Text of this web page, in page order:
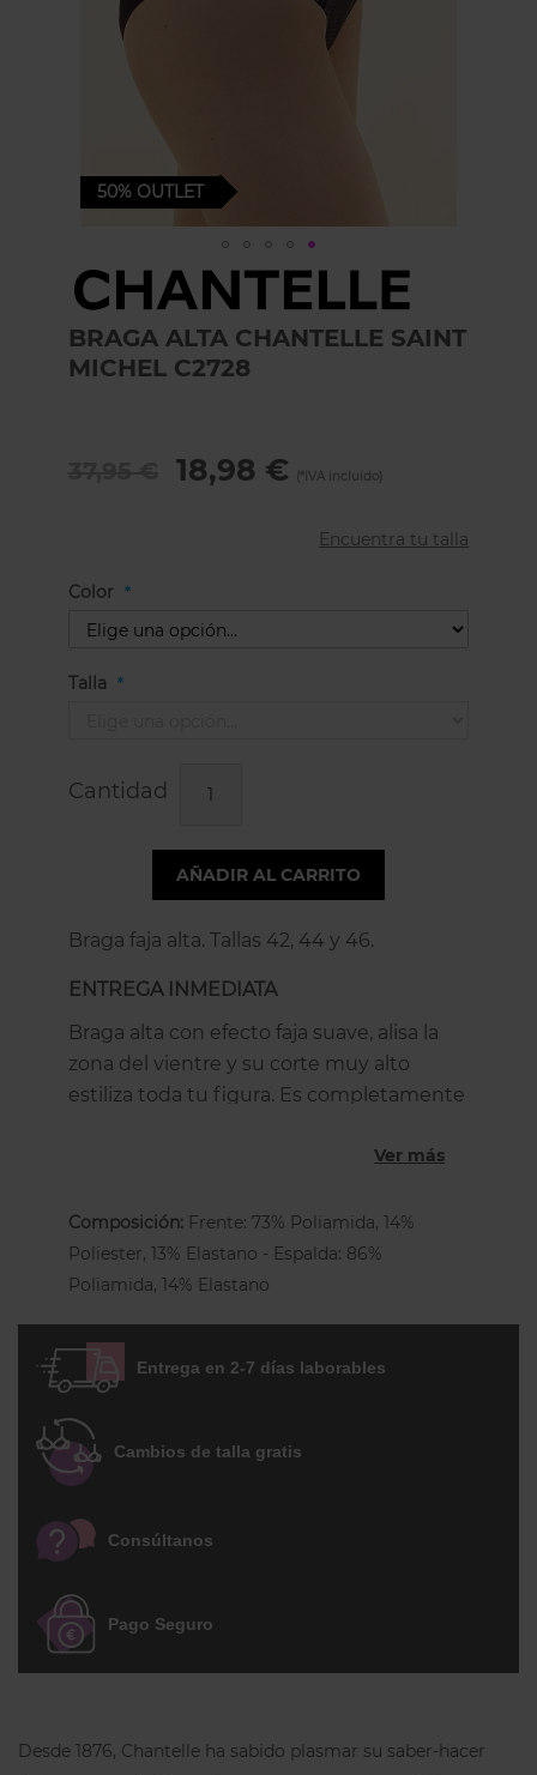
BRAGA ALTA CHANTELLE SAINT
MICHEL C2728
18,98 €
Encuentra tu talla
Color
Talla
Cantidad
AÑADIR AL CARRITO
Braga faja alta. Tallas 42, 44 y 46.
ENTREGA INMEDIATA
Braga alta con efecto faja suave, alisa la
zona del vientre y su corte muy alto
estiliza toda tu figura. Es completamente
se note bajo la ropa. Tiene un tacto muy
forro color nude que da la impresión de
transparencia mientras que por detrás es
de suave punto opaco. En la entrepierna
higiene. Perfecta para el uso diario.
Ver más
Composición: Frente: 73% Poliamida, 14%
Poliester, 13% Elastano - Espalda: 86%
Poliamida, 14% Elastano
beginning
50% OUTLET
Entrega en 2-7 días laborables
Cambios de talla gratis
Consúltanos
Pago Seguro
Desde 1876, Chantelle ha sabido plasmar su saber-hacer